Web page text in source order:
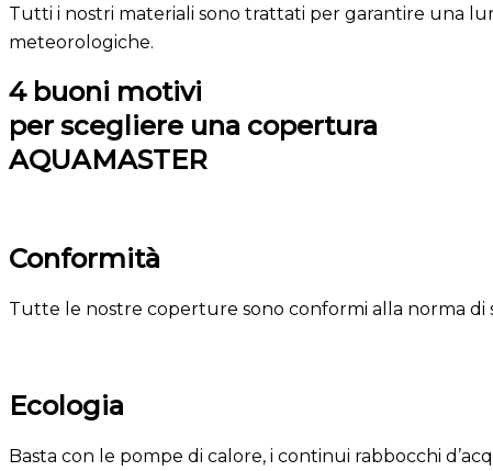
Tutti i nostri materiali sono trattati per garantire una
meteorologiche.
4 buoni motivi
per scegliere una copertura
AQUAMASTER
Conformità
Tutte le nostre coperture sono conformi alla norma di
Ecologia
Basta con le pompe di calore, i continui rabbocchi